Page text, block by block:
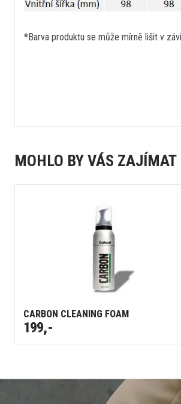
*Barva produktu se může mírně lišit v
MOHLO BY VÁS ZAJÍMAT
CARBON CLEANING FOAM
199,-